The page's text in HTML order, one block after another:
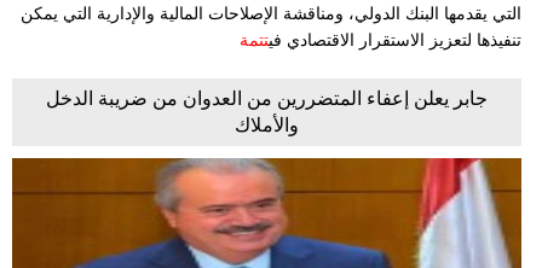
التي يقدمها البنك الدولي، ومناقشة الإصلاحات المالية والإدارية التي يمكن
تنفيذها لتعزيز الاستقرار الاقتصادي فيتتمة
جابر يعلن إعفاء المتضررين من العدوان من ضريبة الدخل
والأملاك